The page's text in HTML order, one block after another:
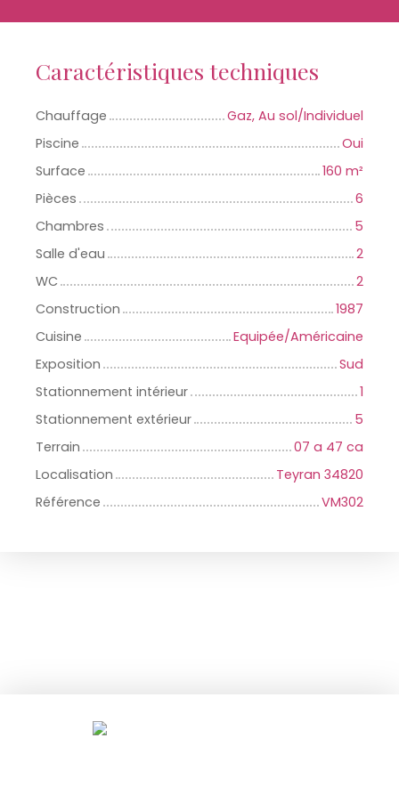
Caractéristiques techniques
Chauffage
Gaz, Au sol/Individuel
Piscine
Oui
Surface
160 m²
Pièces
6
Chambres
5
Salle d'eau
2
WC
2
Construction
1987
Cuisine
Equipée/Américaine
Exposition
Sud
Stationnement intérieur
1
Stationnement extérieur
5
Terrain
07 a 47 ca
Localisation
Teyran 34820
Référence
VM302